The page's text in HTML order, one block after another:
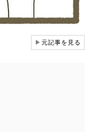
▶元記事を見る